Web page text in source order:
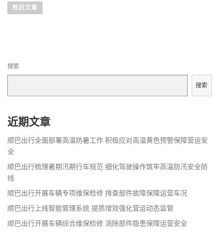
章
较旧文章
搜索
搜索
近期文章
顺巴出行全面部署高温防暑工作 积极应对高温黄色预警保障营运安
全
顺巴出行梳理暑期汛期行车规范 细化驾驶操作筑牢高温防汛安全防
线
顺巴出行开展车辆专项维保检修 排查部件故障保障运营车况
顺巴出行上线智能管理系统 提质增效强化营运动态监管
顺巴出行开展车辆综合维保检修 消除部件隐患保障运营安全